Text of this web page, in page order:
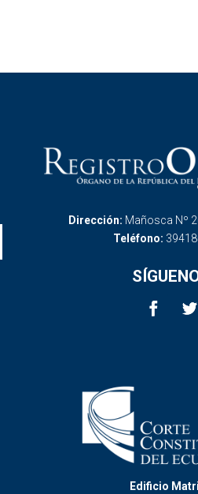
Dirección: Mañosca Nº
Teléfono:
Edificio